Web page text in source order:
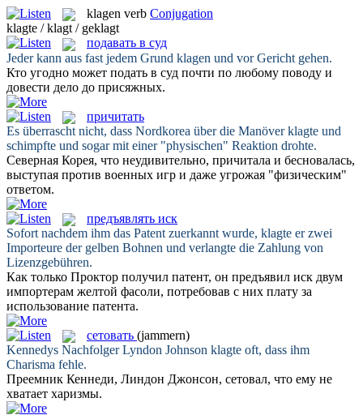
klagen verb Conjugation
klagte / klagt / geklagt
подавать в суд
Jeder kann aus fast jedem Grund klagen und vor Gericht gehen.
Кто угодно может подать в суд почти по любому поводу и
довести дело до присяжных.
причитать
Es überrascht nicht, dass Nordkorea über die Manöverklagte und
schimpfte und sogar mit einer "physischen" Reaktion drohte.
Северная Корея, что неудивительно, причитала и бесновалась,
выступая против военных игр и даже угрожая "физическим"
ответом.
предъявлять иск
Sofort nachdem ihm das Patent zuerkannt wurde, klagte er zwei
Importeure der gelben Bohnen und verlangte die Zahlung von
Lizenzgebühren.
Как только Проктор получил патент, он предъявил иск двум
импортерам желтой фасоли, потребовав с них плату за
использование патента.
сетовать (jammern)
Kennedys Nachfolger Lyndon Johnson klagte oft, dass ihm
Charisma fehle.
Преемник Кеннеди, Линдон Джонсон, сетовал, что ему не
хватает харизмы.